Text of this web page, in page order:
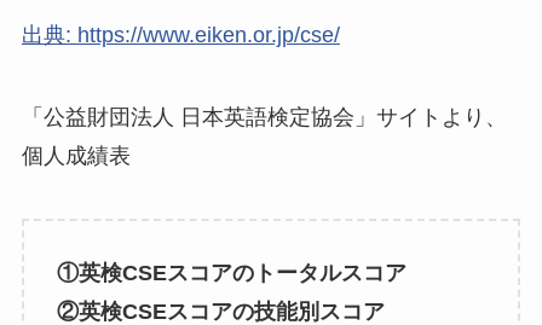
出典: https://www.eiken.or.jp/cse/
「公益財団法人 日本英語検定協会」サイトより、
個人成績表
①英検CSEスコアのトータルスコア
②英検CSEスコアの技能別スコア